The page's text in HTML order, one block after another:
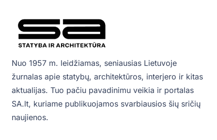
Nuo 1957 m. leidžiamas, seniausias Lietuvoje
žurnalas apie statybų, architektūros, interjero ir kitas
aktualijas. Tuo pačiu pavadinimu veikia ir portalas
SA.lt, kuriame publikuojamos svarbiausios šių sričių
naujienos.